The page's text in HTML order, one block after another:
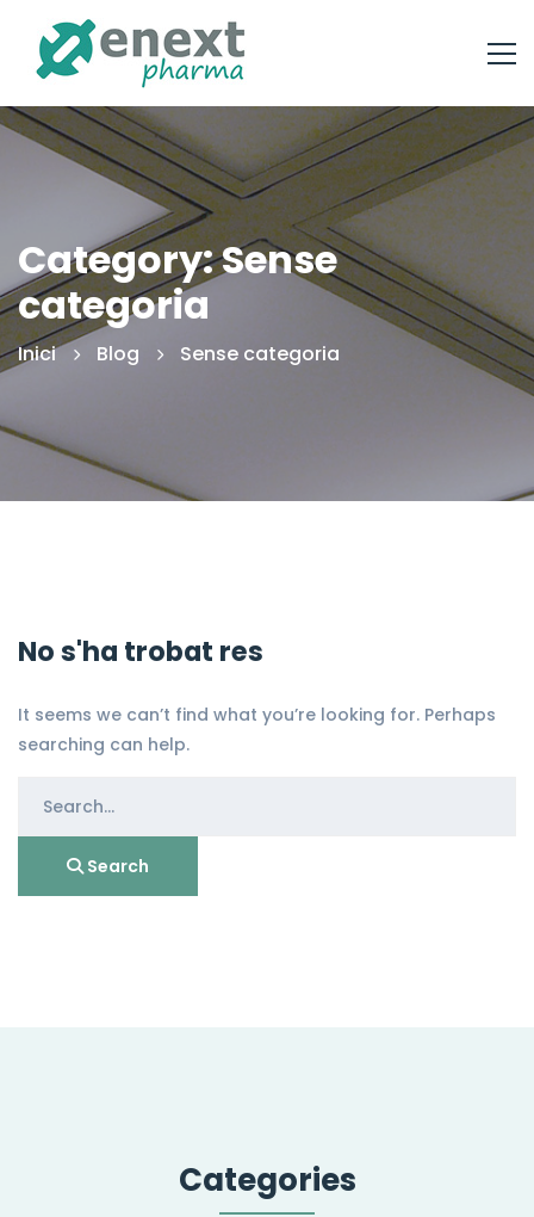
Category: Sense
categoria
Inici Blog Sense categoria
No s'ha trobat res
It seems we can’t find what you’re looking for. Perhaps
searching can help.
for:
Search
Categories